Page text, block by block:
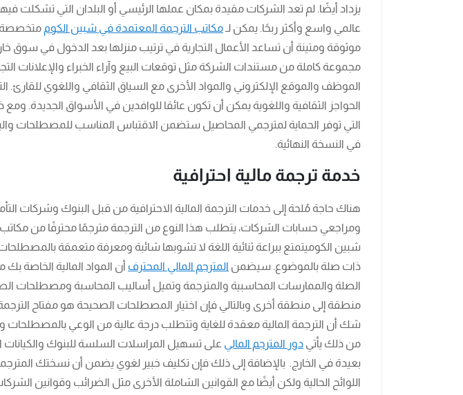
يزداد أيضًا. لم تعد الشركات مقيدة بمكان عملها الرئيسي أو البلدان التي تشكلت
عالمي واسع وأكثر ربحًا. يمكن لـ مكاتب الترجمة المعتمدة في شبين الكوم متخصصة
موثوقة ومتينة أن تساعد الأعمال التجارية في ترتيب منزلها بعد الدخول في سوق
مجموعة كاملة من مستندات الشركة مثل توقعات البيع وآراء الخبراء والإعلانات
الموظف والموقع الإلكتروني والمواد الأخرى مع السياق الثقافي واللغوي للقارئ.
الحواجز الثقافية واللغوية يمكن أن تكون عائقا للوافدين في الأسواق الجديدة. ومع
التي توفر الحماية لمترجمي المحاصيل ستضمن الاقتباس المناسب للمصطلحات
في النسخة النهائية.
خدمة ترجمة مالية احترافية
هناك حاجة مُلحة إلى خدمات الترجمة المالية الاحترافية من قبل البنوك وشركات
ومراجعي حسابات الشركات، يتطلب هذا النوع من الترجمة مترجمًا محترفًا من
شبين الكوميتمتع ببراعة ثنائية اللغة لا تشوبها شائبة ومعرفة متعمقة
ذات صلة بالموضوع. سيضمن المترجم المالي المحترف أن المواد المالية الخاصة
الصلة والممارسات المحاسبية والمترجمة وتميل أساليب المحاسبة ومصطلحات
منطقة إلى منطقة أخرى وبالتالي فإن اختيار المصطلحات الصحيحة هو مفتاح الترجمة
شك أن الترجمة المالية معقدة للغاية وتتطلب درجة عالية من الوعي بالمصطلحات
من ذلك يأتي دور المترجم المالي على تسهيل المراسلات السلسة للبنوك والكيانات
بعيدة في الخارج. بالإضافة إلى ذلك فإن تكليف خبير لغوي يضمن أن نسختك
اللوائح الحالية ولكن أيضًا مع القوانين الشاملة الأخرى مثل الضرائب وقوانين